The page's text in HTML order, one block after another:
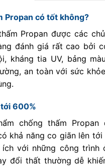
Propan có tốt không?
Propan được các
đánh giá rất cao bởi
kháng tia UV, bảng
an toàn với sức
600%
chống thấm Propan
khả năng co giãn lên tới
với những công trình
đổi thất thường dễ